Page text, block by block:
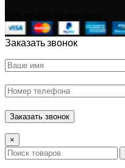
Заказать звонок
×